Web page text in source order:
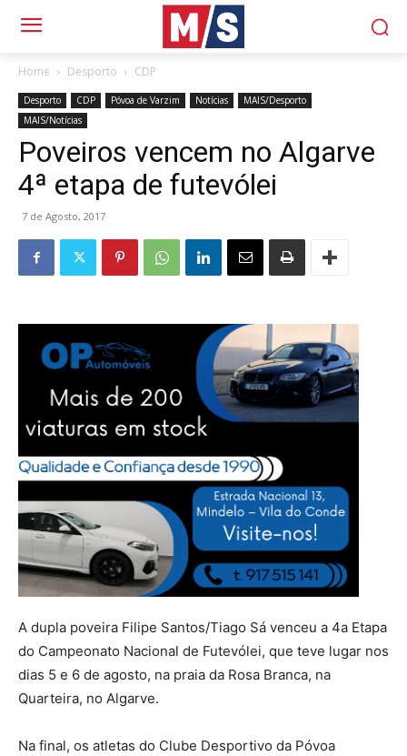
Home Desporto CDP
Desporto CDP Póvoa de Varzim Notícias
MAIS/Desporto
MAIS/Notícias
Poveiros vencem no Algarve
4ª etapa de futevólei
7 de Agosto, 2017
A dupla poveira Filipe Santos/Tiago Sá venceu a 4a Etapa
do Campeonato Nacional de Futevólei, que teve lugar nos
dias 5 e 6 de agosto, na praia da Rosa Branca, na
Quarteira, no Algarve.
Na final, os atletas do Clube Desportivo da Póvoa